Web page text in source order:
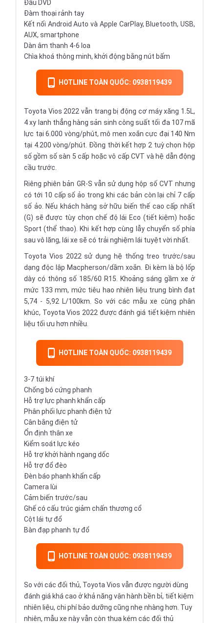
Đầu DVD
Đàm thoại rảnh tay
Kết nối Android Auto và Apple CarPlay, Bluetooth, USB,
AUX, smartphone
Dàn âm thanh 4-6 loa
Chìa khoá thông minh, khởi động bằng nút bấm
HOTLINE TOÀN QUỐC: 0938119439
Toyota Vios 2022 vẫn trang bị động cơ máy xăng 1.5L,
4 xy lanh thẳng hàng sản sinh công suất tối đa 107 mã
lực tại 6.000 vòng/phút, mô men xoắn cực đại 140 Nm
tại 4.200 vòng/phút. Đồng thời kết hợp 2 tuỳ chọn hộp
số gồm số sàn 5 cấp hoặc vô cấp CVT và hệ dẫn động
cầu trước.
Riêng phiên bản GR-S vẫn sử dụng hộp số CVT nhưng
có tới 10 cấp số ảo trong khi các bản còn lại chỉ 7 cấp
số ảo. Nếu khách hàng sở hữu biến thế cao cấp nhất
(G) sẽ được tùy chọn chế độ lái Eco (tiết kiệm) hoặc
Sport (thể thao). Khi kết hợp cùng lẫy chuyển số phía
sau vô lăng, lái xe sẽ có trải nghiệm lái tuyệt vời nhất.
Toyota Vios 2022 sử dụng hệ thống treo trước/sau
dạng độc lập Macpherson/dầm xoắn. Đi kèm là bộ lốp
dày có thông số 185/60 R15. Khoảng sáng gầm xe ở
mức 133 mm, mức tiêu hao nhiên liệu trung bình đạt
5,74 - 5,92 L/100km. So với các mẫu xe cùng phân
khúc, Toyota Vios 2022 được đánh giá tiết kiệm nhiên
liệu tối ưu hơn nhiều.
HOTLINE TOÀN QUỐC: 0938119439
3-7 túi khí
Chống bó cứng phanh
Hỗ trợ lực phanh khẩn cấp
Phân phối lực phanh điện tử
Cân bằng điện tử
Ổn định thân xe
Kiểm soát lực kéo
Hỗ trợ khởi hành ngang dốc
Hỗ trợ đổ đèo
Đèn báo phanh khẩn cấp
Camera lùi
Cảm biến trước/sau
Ghế có cấu trúc giảm chấn thương cổ
Cột lái tự đổ
Bàn đạp phanh tự đổ
HOTLINE TOÀN QUỐC: 0938119439
So với các đối thủ, Toyota Vios vẫn được người dùng
đánh giá khá cao ở khả năng vận hành bền bỉ, tiết kiệm
nhiên liệu, chi phí bảo dưỡng cũng nhẹ nhàng hơn. Tuy
nhiên, mẫu xe này vẫn còn thua kém các đối thủ